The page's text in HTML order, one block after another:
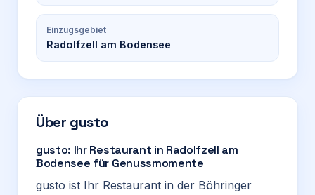
Einzugsgebiet
Radolfzell am Bodensee
Über gusto
gusto: Ihr Restaurant in Radolfzell am
Bodensee für Genussmomente
gusto ist Ihr Restaurant in der Böhringer